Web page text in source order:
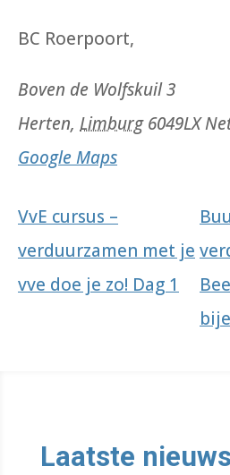
BC Roerpoort,
Boven de Wolfskuil 3
Herten, Limburg 6049LX
Google Maps
VvE cursus –
verduurzamen met je
vve doe je zo! Dag 1
Laatste nieuws